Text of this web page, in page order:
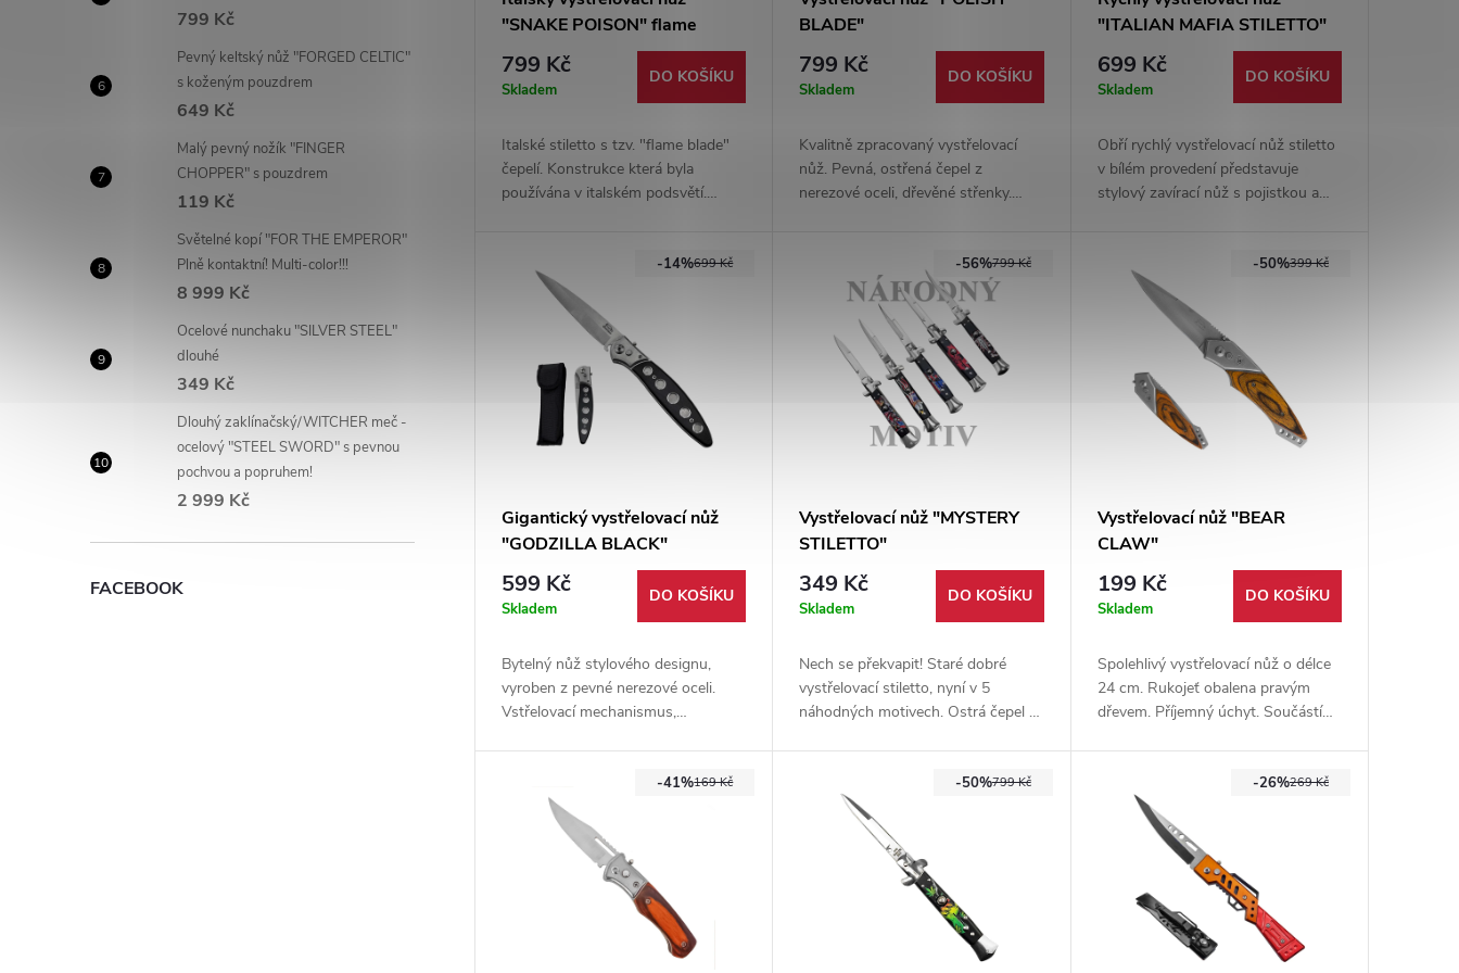
799 Kč
Pevný keltský nůž "FORGED CELTIC"
s koženým pouzdrem
649 Kč
Malý pevný nožík "FINGER
CHOPPER" s pouzdrem
119 Kč
Světelné kopí "FOR THE EMPEROR"
Plně kontaktní! Multi-color!!!
8 999 Kč
Ocelové nunchaku "SILVER STEEL"
dlouhé
349 Kč
Dlouhý zaklínačský/WITCHER meč -
ocelový "STEEL SWORD" s pevnou
pochvou a popruhem!
2 999 Kč
FACEBOOK
"SNAKE POISON" flame
bladed
799 Kč
Skladem
DO KOŠÍKU
Italské stiletto s tzv. "flame blade"
čepelí. Konstrukce která byla
používána v italském podsvětí.
BLADE"
799 Kč
Skladem
DO KOŠÍKU
Kvalitně zpracovaný vystřelovací
nůž. Pevná, ostřená čepel z
nerezové oceli, dřevěné střenky.
"ITALIAN MAFIA STILETTO"
Bílý
699 Kč
Skladem
DO KOŠÍKU
Obří rychlý vystřelovací nůž stiletto
v bílém provedení představuje
stylový zavírací nůž s pojistkou a
estetiku s rychlým mechanismem
vysunutí čepele.
699 Kč
-14%
Gigantický vystřelovací nůž
"GODZILLA BLACK"
599 Kč
Skladem
DO KOŠÍKU
Bytelný nůž stylového designu,
vyroben z pevné nerezové oceli.
Vstřelovací mechanismus,
799 Kč
-56%
Vystřelovací nůž "MYSTERY
STILETTO"
349 Kč
Skladem
DO KOŠÍKU
Nech se překvapit! Staré dobré
vystřelovací stiletto, nyní v 5
náhodných motivech. Ostrá čepel z
399 Kč
-50%
Vystřelovací nůž "BEAR
CLAW"
199 Kč
Skladem
DO KOŠÍKU
Spolehlivý vystřelovací nůž o délce
24 cm. Rukojeť obalena pravým
dřevem. Příjemný úchyt. Součástí
169 Kč
-41% 799 Kč
-50% 269 Kč
-26%